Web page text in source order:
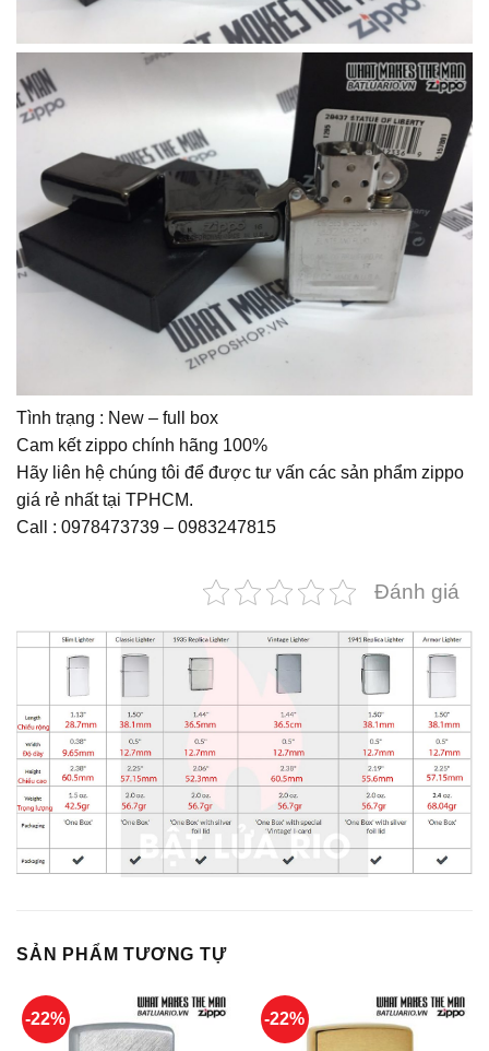
Tình trạng : New – full box
Cam kết zippo chính hãng 100%
Hãy liên hệ chúng tôi để được tư vấn các sản phẩm zippo
giá rẻ nhất tại TPHCM.
Call : 0978473739 – 0983247815
Đánh giá
SẢN PHẨM TƯƠNG TỰ
-22% -22%